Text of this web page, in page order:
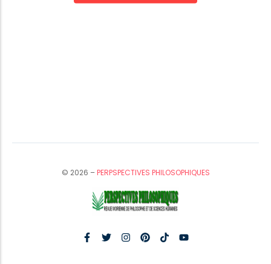
© 2026 –PERPSPECTIVES PHILOSOPHIQUES